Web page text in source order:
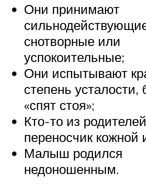
Они принимают
снотворные или
успокоительные;
Они испытывают
степень усталости,
«спят стоя»;
Кто-то из
переносчик кожной
Малыш родился
недоношенным.